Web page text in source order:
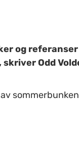
og
Odd